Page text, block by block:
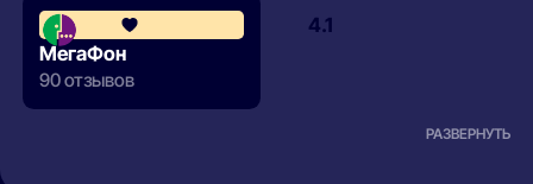
4.1
МегаФон
90 отзывов
РАЗВЕРНУТЬ